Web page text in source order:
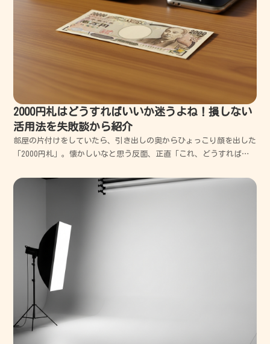
2000円札はどうすればいいか迷うよね！損しない
活用法を失敗談から紹介
部屋の片付けをしていたら、引き出しの奥からひょっこり顔を出した
「2000円札」。懐かしいなと思う反面、正直「これ、どうすればい
って財布に入れたはいいものの、いざ会計で出そうとすると変な汗を
かいた経験があるんだ。結局、自販機で弾かれたり、レ...